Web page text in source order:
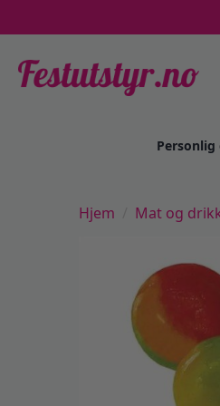
Personlig
Hjem Mat og